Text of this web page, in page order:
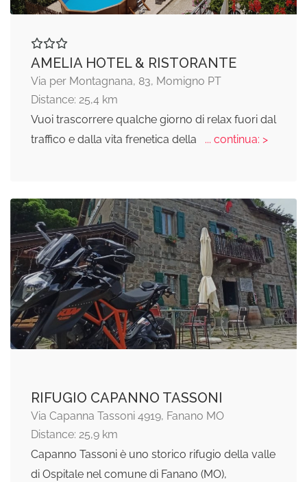
AMELIA HOTEL & RISTORANTE
Via per Montagnana, 83, Momigno PT
Distance: 25,4 km
Vuoi trascorrere qualche giorno di relax fuori dal
traffico e dalla vita frenetica della
... continua: >
RIFUGIO CAPANNO TASSONI
Via Capanna Tassoni 4919, Fanano MO
Distance: 25,9 km
Capanno Tassoni è uno storico rifugio della valle
di Ospitale nel comune di Fanano (MO),